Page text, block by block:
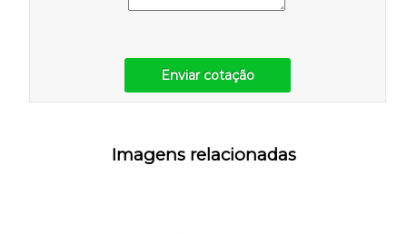
Enviar cotação
Imagens relacionadas